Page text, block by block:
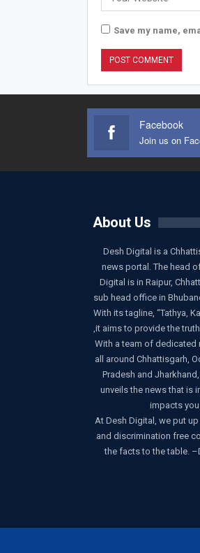
Save my name,
Facebook
Join us on
About Us
Desh Digital is a
news portal. The head
Digital is in Raipur,
sub head office in
With its tagline, “Tathya,
,it aims to provide the
With a team of dedicated
all around Chhattisgarh,
Pradesh and
unveils the news that is
impacts you.
At Desh Digital, we put
and discrimination free
the facts to the table.